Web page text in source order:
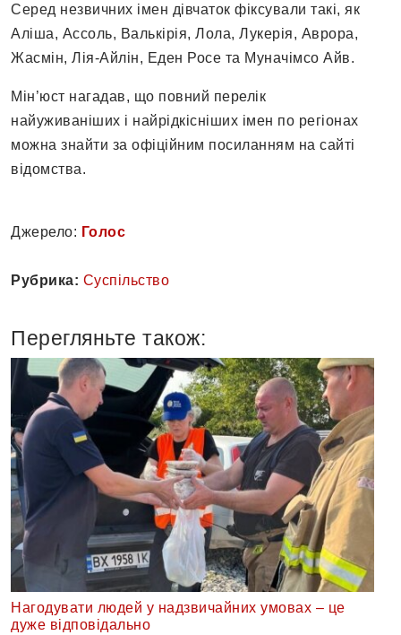
Серед незвичних імен дівчаток фіксували такі, як
Аліша, Ассоль, Валькірія, Лола, Лукерія, Аврора,
Жасмін, Лія-Айлін, Еден Росе та Муначімсо Айв.
Мін’юст нагадав, що повний перелік
найуживаніших і найрідкісніших імен по регіонах
можна знайти за офіційним посиланням на сайті
відомства.
Джерело: Голос
Рубрика: Суспільство
Перегляньте також:
Нагодувати людей у надзвичайних умовах – це
дуже відповідально